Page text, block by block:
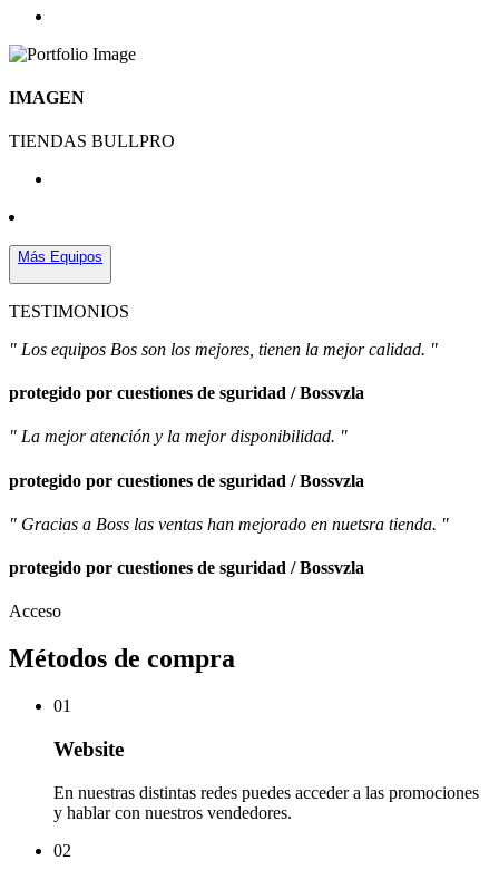
IMAGEN
TIENDAS BULLPRO
Más Equipos
TESTIMONIOS
" Los equipos Bos son los mejores, tienen la mejor calidad. "
protegido por cuestiones de sguridad / Bossvzla
" La mejor atención y la mejor disponibilidad. "
protegido por cuestiones de sguridad / Bossvzla
" Gracias a Boss las ventas han mejorado en nuetsra tienda. "
protegido por cuestiones de sguridad / Bossvzla
Acceso
Métodos de compra
01
Website
En nuestras distintas redes puedes acceder a las promociones
y hablar con nuestros vendedores.
02